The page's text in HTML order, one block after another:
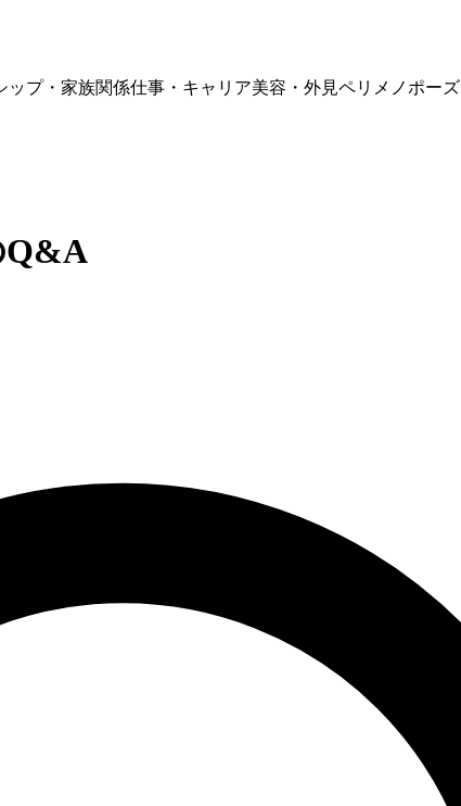
ップ・家族関係仕事・キャリア美容・外見ペリメノポーズ
Q&A